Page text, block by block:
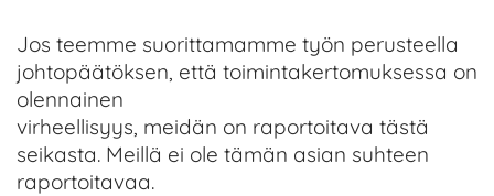
Jos teemme suorittamamme työn perusteella
johtopäätöksen, että toimintakertomuksessa on
olennainen
virheellisyys, meidän on raportoitava tästä
seikasta. Meillä ei ole tämän asian suhteen
raportoitavaa.